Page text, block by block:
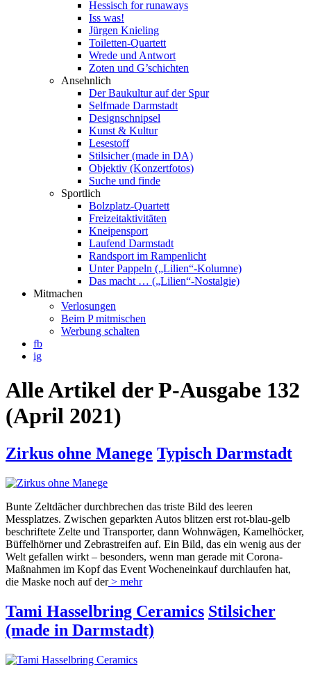
Hessisch for runaways
Iss was!
Jürgen Knieling
Toiletten-Quartett
Wrede und Antwort
Zoten und G’schichten
Ansehnlich
Der Baukultur auf der Spur
Selfmade Darmstadt
Designschnipsel
Kunst & Kultur
Lesestoff
Stilsicher (made in DA)
Objektiv (Konzertfotos)
Suche und finde
Sportlich
Bolzplatz-Quartett
Freizeitaktivitäten
Kneipensport
Laufend Darmstadt
Randsport im Rampenlicht
Unter Pappeln („Lilien“-Kolumne)
Das macht … („Lilien“-Nostalgie)
Mitmachen
Verlosungen
Beim P mitmischen
Werbung schalten
fb
ig
Alle Artikel der P-Ausgabe 132
(April 2021)
Zirkus ohne Manege Typisch Darmstadt
Bunte Zeltdächer durchbrechen das triste Bild des leeren
Messplatzes. Zwischen geparkten Autos blitzen erst rot-blau-gelb
beschriftete Zelte und Transporter, dann Wohnwägen, Kamelhöcker,
Büffelhörner und Zebrastreifen auf. Ein Bild, das ein wenig aus der
Welt gefallen wirkt – besonders, wenn man gerade mit Corona-
Maßnahmen im Kopf das Event Wocheneinkauf durchlaufen hat,
die Maske noch auf der> mehr
Tami Hasselbring Ceramics Stilsicher
(made in Darmstadt)